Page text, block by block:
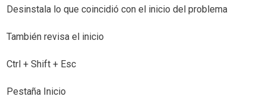
Desinstala lo que coincidió con el inicio del problema
También revisa el inicio
Ctrl + Shift + Esc
Pestaña Inicio